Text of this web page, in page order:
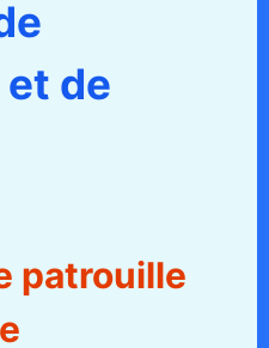
de
patrouille